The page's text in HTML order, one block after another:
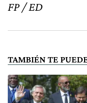
FP / ED
TAMBIÉN TE